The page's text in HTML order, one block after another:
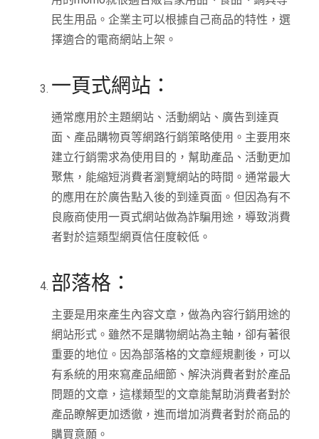
民生用品。企業主可以根據自己商品的特性，選
擇適合的電商網站上架。
一頁式網站：
通常應用於主題網站、活動網站、廣告到達頁
面、產品購物頁等網路行銷策略使用。主要用來
建立行銷需求為使用目的，幫助產品、活動更加
聚焦，能縮短消費者瀏覽網站的時間。通常最大
的應用在於廣告點入後的到達頁面。但因為有不
良廠商使用一頁式網站做為詐騙用途，導致消費
者對於這類型網頁信任度較低。
部落格：
主要是用來產生內容文章，做為內容行銷用途的
網站形式。雖然不是購物網站為主軸，卻有著很
重要的地位。因為部落格的文章經規劃後，可以
有系統的用來寫產品細節、解決消費者對於產品
問題的文章，這樣類型的文章能幫助消費者對於
產品瞭解更加透徹，進而增加消費者對於商品的
購買意願。